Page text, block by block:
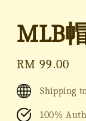
MLB
Regular
price
RM 99.00
Shipping
100%